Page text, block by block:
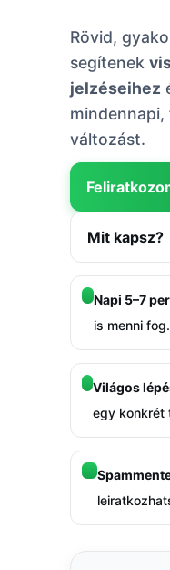
Rövid,
segítenek
jelzéseihez
változást.
Mit kapsz?
Napi 5–7
is menni fog.
Világos
egy konkrét